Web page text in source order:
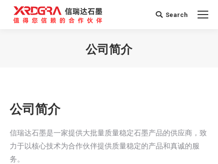
Search:
Search
公司简介
公司简介
信瑞达石墨是一家提供大批量质量稳定石墨产品的供应商，致
力于以核心技术为合作伙伴提供质量稳定的产品和真诚的服
务。